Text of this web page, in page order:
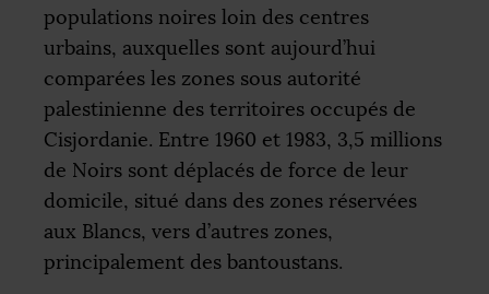
populations noires loin des centres
urbains, auxquelles sont aujourd’hui
comparées les zones sous autorité
palestinienne des territoires occupés de
Cisjordanie. Entre 1960 et 1983, 3,5 millions
de Noirs sont déplacés de force de leur
domicile, situé dans des zones réservées
aux Blancs, vers d’autres zones,
principalement des bantoustans.